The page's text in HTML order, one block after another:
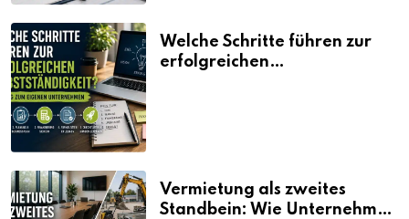
Welche Schritte führen zur
erfolgreichen
Vermietung als zweites
Standbein: Wie Unternehmen